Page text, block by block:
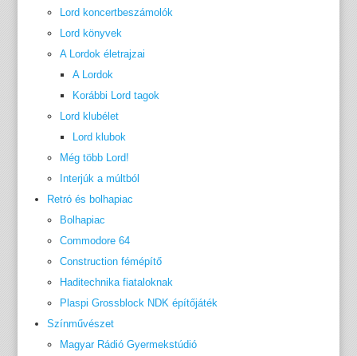
Lord koncertbeszámolók
Lord könyvek
A Lordok életrajzai
A Lordok
Korábbi Lord tagok
Lord klubélet
Lord klubok
Még több Lord!
Interjúk a múltból
Retró és bolhapiac
Bolhapiac
Commodore 64
Construction fémépítő
Haditechnika fiataloknak
Plaspi Grossblock NDK építőjáték
Színművészet
Magyar Rádió Gyermekstúdió